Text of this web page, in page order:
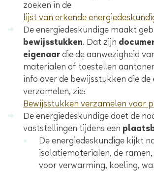
zoeken in de
lijst van erkende
De energiedeskundige maakt
bewijsstukken. Dat zijn
eigenaardie de aanwezigheid
materialen of toestellen
info over de bewijsstukken die
verzamelen, zie:
Bewijsstukken verzamelen voor
De energiedeskundige doet de
vaststellingen tijdens een
De energiedeskundige kijkt
isolatiematerialen, de
voor verwarming, koeling,